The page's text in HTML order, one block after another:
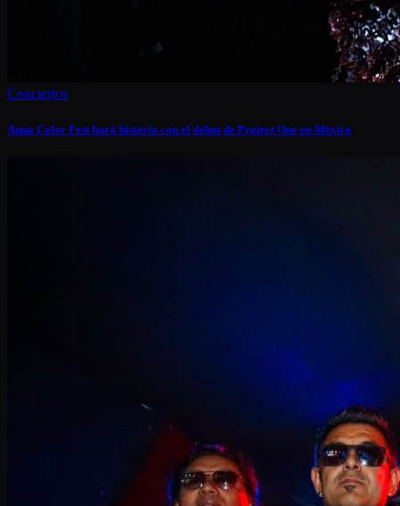
Conciertos
Aqua Color Fest hará historia con el debut de Project One en México